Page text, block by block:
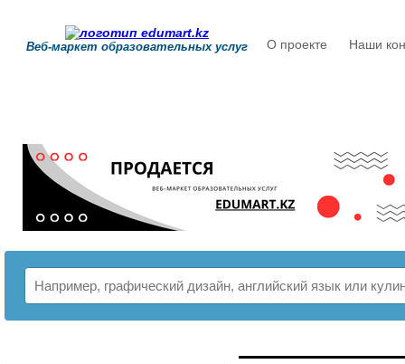
Веб-маркет образовательных услуг О проекте Наши